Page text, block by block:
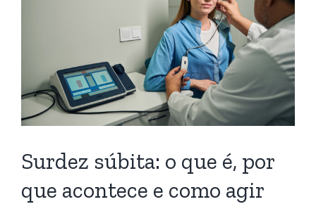
Surdez súbita: o que é, por
que acontece e como agir